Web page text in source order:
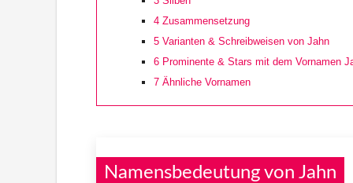
4 Zusammensetzung
5 Varianten & Schreibweisen von Jahn
6 Prominente & Stars mit dem Vornamen
7 Ähnliche Vornamen
Namensbedeutung von Jahn